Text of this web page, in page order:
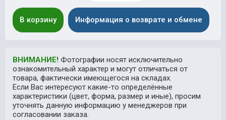
В корзину Информация о возврате и обмене
ВНИМАНИЕ! Фотографии носят исключительно
ознакомительный характер и могут отличаться от
товара, фактически имеющегося на складах.
Если Вас интересуют какие-то определённые
характеристики (цвет, форма, размер и иные), просим
уточнять данную информацию у менеджеров при
согласовании заказа.